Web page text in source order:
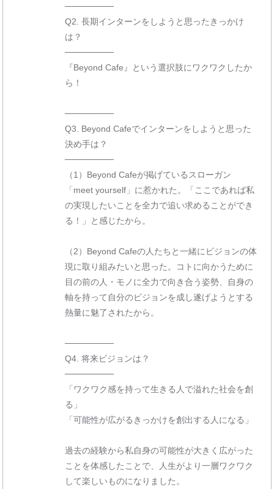
────────
Q2. 長期インターンをしようと思ったきっかけ
は？
────────
『Beyond Cafe』という選択肢にワクワクしたか
ら！
────────
Q3. Beyond Cafeでインターンをしようと思った
決め手は？
────────
（1）Beyond Cafeが掲げているスローガン
「meet yourself」に惹かれた。「ここであれば私
の実現したいことを全力で追い求めることができ
る！」と感じたから。
（2）Beyond Cafeの人たちと一緒にビジョンの体
現に取り組みたいと思った。コトに向かうために
目の前の人・モノに全力で向き合う姿勢、自身の
軸を持って自分のビジョンを成し遂げようとする
熱量に魅了されたから。
────────
Q4. 将来ビジョンは？
────────
「ワクワク感を持って生きる人で溢れた社会を創
る」
「可能性が広がるきっかけを創出する人になる」
過去の経験から私自身の可能性が大きく広がった
ことを体感したことで、人生がより一層ワクワク
して楽しいものになりました。